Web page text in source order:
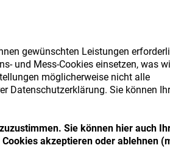
gewünschten Leistungen
und Mess-Cookies einsetzen, was
möglicherweise nicht alle
Datenschutzerklärung. Sie können
Sie können hier auch
akzeptieren oder ablehnen
wide range of